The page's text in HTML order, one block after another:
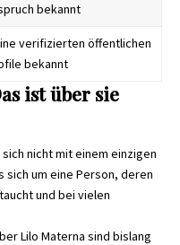
bekannt
verifizierten öffentlichen
bekannt
ist über sie
nicht mit einem einzigen
sich um eine Person, deren
und bei vielen
Lilo Materna sind bislang